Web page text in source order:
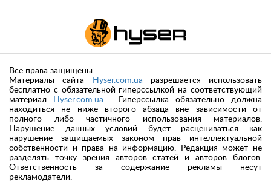
Все права защищены.
Материалы сайта
Hyser.com.ua разрешается использовать
бесплатно с обязательной гиперссылкой на соответствующий
материал
Hyser.com.ua . Гиперссылка обязательно должна
находиться не ниже второго абзаца вне зависимости от
полного либо частичного использования материалов.
Нарушение данных условий будет расцениваться как
нарушение защищаемых законом прав интеллектуальной
собственности и права на информацию. Редакция может не
разделять точку зрения авторов статей и авторов блогов.
Ответственность за содержание рекламы несут
рекламодатели.